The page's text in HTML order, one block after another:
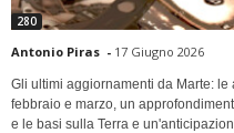
280
Antonio Piras - 17 Giugno 2026
Gli ultimi aggiornamenti da Marte:
febbraio e marzo, un
e le basi sulla Terra e